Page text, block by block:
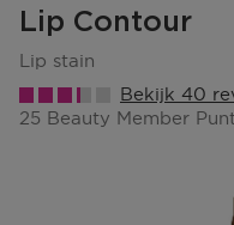
Lip Contour
lip stain
Bekijk 40
25 Beauty Member